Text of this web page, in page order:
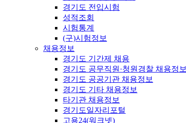
경기도 전입시험
성적조회
시험통계
(구)시험정보
채용정보
경기도 기간제 채용
경기도 공무직원·청원경찰 채용정보
경기도 공공기관 채용정보
경기도 기타 채용정보
타기관 채용정보
경기도일자리포털
고용24(워크넷)